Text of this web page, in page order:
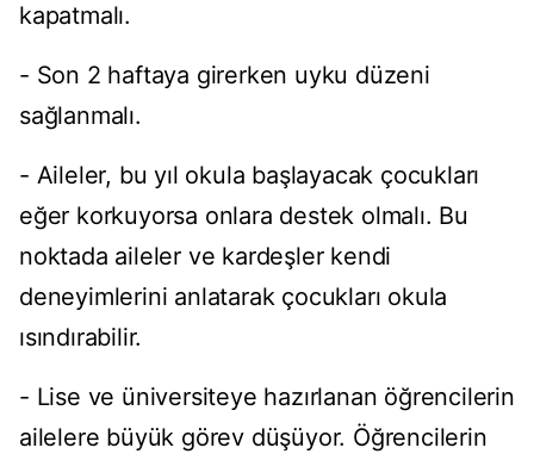
kapatmalı.
- Son 2 haftaya girerken uyku düzeni
sağlanmalı.
- Aileler, bu yıl okula başlayacak çocukları
eğer korkuyorsa onlara destek olmalı. Bu
noktada aileler ve kardeşler kendi
deneyimlerini anlatarak çocukları okula
ısındırabilir.
- Lise ve üniversiteye hazırlanan öğrencilerin
ailelere büyük görev düşüyor. Öğrencilerin